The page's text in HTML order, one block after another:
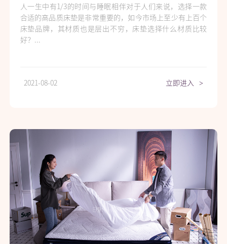
人一生中有1/3的时间与睡眠相伴对于人们来说，选择一款
合适的高品质床垫是非常重要的，如今市场上至少有上百个
床垫品牌，其材质也是层出不穷，床垫选择什么材质比较
好？...
2021-08-02 立即进入 >